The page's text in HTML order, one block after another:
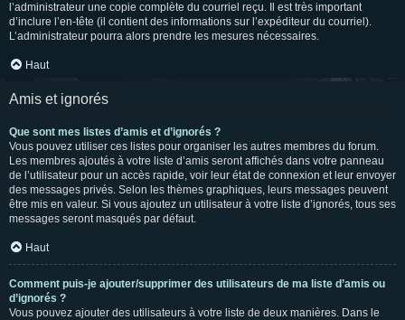
l’administrateur une copie complète du courriel reçu. Il est très important
d’inclure l’en-tête (il contient des informations sur l’expéditeur du courriel).
L’administrateur pourra alors prendre les mesures nécessaires.
Haut
Amis et ignorés
Que sont mes listes d’amis et d’ignorés ?
Vous pouvez utiliser ces listes pour organiser les autres membres du forum.
Les membres ajoutés à votre liste d’amis seront affichés dans votre panneau
de l’utilisateur pour un accès rapide, voir leur état de connexion et leur envoyer
des messages privés. Selon les thèmes graphiques, leurs messages peuvent
être mis en valeur. Si vous ajoutez un utilisateur à votre liste d’ignorés, tous ses
messages seront masqués par défaut.
Haut
Comment puis-je ajouter/supprimer des utilisateurs de ma liste d’amis ou
d’ignorés ?
Vous pouvez ajouter des utilisateurs à votre liste de deux manières. Dans le